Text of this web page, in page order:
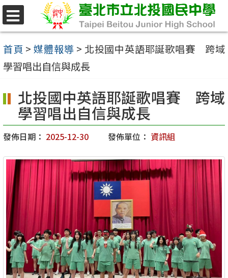
跳
至
主
要
容
首頁 >媒體報導 > 北投國中英語耶誕歌唱賽 跨域
學習唱出自信與成長
北投國中英語耶誕歌唱賽 跨域
學習唱出自信與成長
發佈日期： 2025-12-30 發佈單位： 資訊組
選
單